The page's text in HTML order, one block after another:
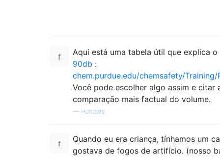
Aqui está uma tabela útil que explica
90db :
chem.purdue.edu/chemsafety/Training/
Você pode escolher algo assim e citar
comparação mais factual do volume.
— Henders
Quando eu era criança, tínhamos um
gostava de fogos de artifício. (nosso